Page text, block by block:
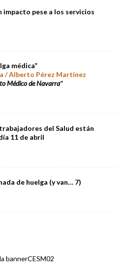
impacto pese a los servicios
médica”
/ Alberto Pérez Martínez
Médico de Navarra”
del Salud están
11 de abril
de huelga (y van… 7)